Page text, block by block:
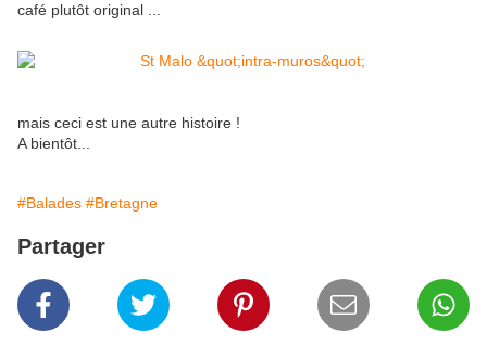
café plutôt original ...
mais ceci est une autre histoire !
A bientôt...
#Balades #Bretagne
Partager